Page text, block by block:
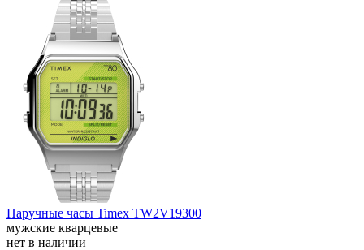
Наручные часы Timex TW2V19300
мужские кварцевые
нет в наличии